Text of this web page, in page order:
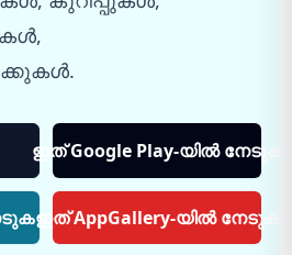
ഇത് Google Play-യിൽ നേടുക
ഇത് AppGallery-യിൽ നേടുക